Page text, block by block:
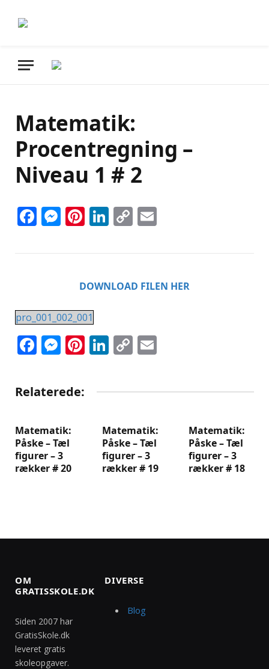
Matematik:
Procentregning –
Niveau 1 # 2
Facebook
Messenger
Pinterest
LinkedIn
Copy
DOWNLOAD FILEN HER
pro_001_002_001
Facebook
Messenger
Pinterest
LinkedIn
Copy
Relaterede:
Matematik:
Påske – Tæl
figurer – 3
rækker # 20
Matematik:
Påske – Tæl
figurer – 3
rækker # 19
Matematik:
Påske – Tæl
figurer – 3
rækker # 18
OM
GRATISSKOLE.DK
Siden 2007 har
GratisSkole.dk
leveret gratis
skoleopgaver.
DIVERSE
Blog